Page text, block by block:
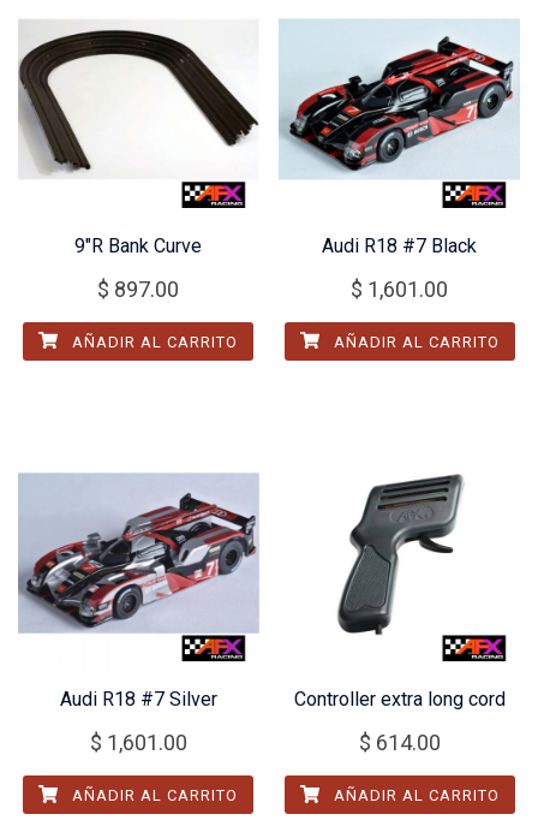
9″R Bank Curve
$ 897.00
AÑADIR AL CARRITO
Audi R18 #7 Black
$ 1,601.00
AÑADIR AL CARRITO
Audi R18 #7 Silver
$ 1,601.00
AÑADIR AL CARRITO
Controller extra long cord
$ 614.00
AÑADIR AL CARRITO